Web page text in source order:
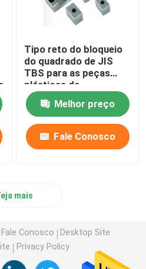
Tipo reto do bloqueio
do quadrado de JIS
TBS para as peças
plásticas da
modelagem por injeção
Melhor preço
Fale Conosco
mais
Fale Conosco
Desktop Site
Privacy Policy